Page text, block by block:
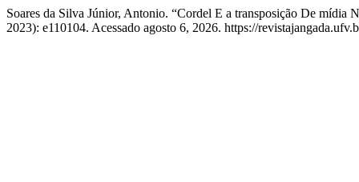
Soares da Silva Júnior, Antonio. “Cordel E a transposição De mídia
2023): e110104. Acessado agosto 6, 2026. https://